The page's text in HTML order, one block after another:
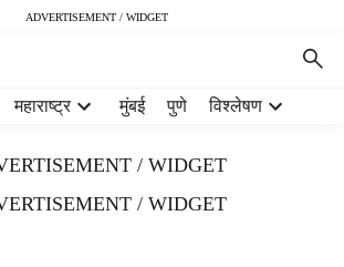
ADVERTISEMENT / WIDGET
महाराष्ट्र मुंबई पुणे विश्लेषण
/ WIDGET
/ WIDGET